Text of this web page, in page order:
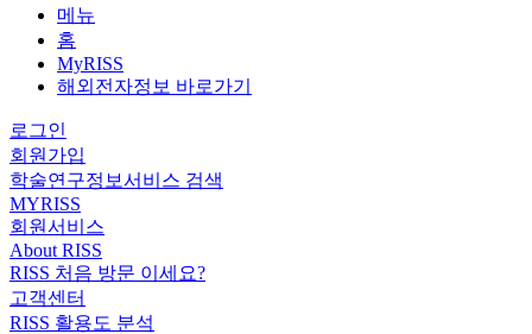
메뉴
홈
MyRISS
해외전자정보 바로가기
로그인
회원가입
학술연구정보서비스 검색
MYRISS
회원서비스
About RISS
RISS 처음 방문 이세요?
고객센터
RISS 활용도 분석